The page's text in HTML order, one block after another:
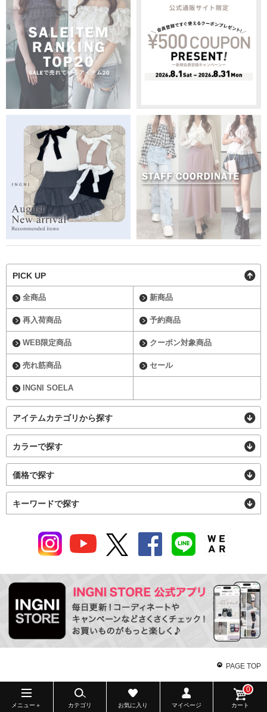
PICK UP
全商品 新商品
再入荷商品 予約商品
WEB限定商品 クーポン対象商品
売れ筋商品 セール
INGNI SOELA
アイテムカテゴリから探す
カラーで探す
価格で探す
キーワードで探す
PAGE TOP
メニュー＋ カテゴリ お気に入り マイページ カート
0